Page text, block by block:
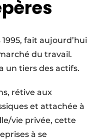
fait aujourd’hui
du travail.
un tiers des actifs.
rétive aux
et attachée à
vie privée, cette
à se